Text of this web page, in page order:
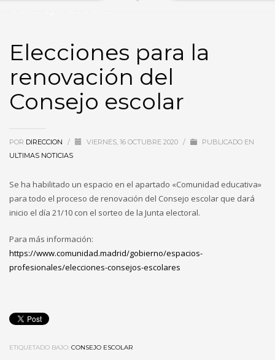
Elecciones para la
renovación del
Consejo escolar
POR DIRECCION / VIERNES, 16 OCTUBRE 2020 /
PUBLICADO EN
ULTIMAS NOTICIAS
Se ha habilitado un espacio en el apartado «Comunidad educativa»
para todo el proceso de renovación del Consejo escolar que dará
inicio el día 21/10 con el sorteo de la Junta electoral.
Para más información:
https://www.comunidad.madrid/gobierno/espacios-
profesionales/elecciones-consejos-escolares
ETIQUETADO BAJO: CONSEJO ESCOLAR